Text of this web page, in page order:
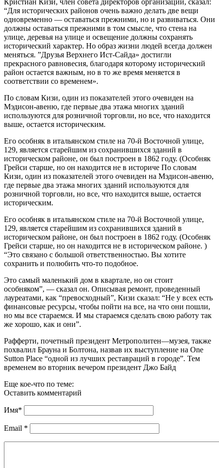
“Для исторических районов очень важно делать две вещи
одновременно — оставаться прежними, но и развиваться. Они
должны оставаться прежними в том смысле, что стена на
улице, деревья на улице и освещение должны сохранять
исторический характер. Но образ жизни людей всегда должен
меняться. ”Друзья Верхнего Ист-Сайда» достигли
прекрасного равновесия, благодаря которому исторический
район остается важным, но в то же время меняется в
соответствии со временем».
По словам Кизи, один из показателей этого очевиден на
Мэдисон-авеню, где первые два этажа многих зданий
используются для розничной торговли, но все, что находится
выше, остается историческим.
Его особняк в итальянском стиле на 70-й Восточной улице,
129, является старейшим из сохранившихся зданий в
историческом районе, он был построен в 1862 году. (Особняк
Грейси старше, но он находится не в историче По словам
Кизи, один из показателей этого очевиден на Мэдисон-авеню,
где первые два этажа многих зданий используются для
розничной торговли, но все, что находится выше, остается
историческим.
Его особняк в итальянском стиле на 70-й Восточной улице,
129, является старейшим из сохранившихся зданий в
историческом районе, он был построен в 1862 году. (Особняк
Грейси старше, но он находится не в историческом районе. )
“Это связано с большой ответственностью. Вы хотите
сохранить и полюбить что-то подобное.
Это самый маленький дом в квартале, но он стоит
особняком”, — сказал он. Описывая ремонт, проведенный
лауреатами, как “превосходный”, Кизи сказал: “Не у всех есть
финансовые ресурсы, чтобы пойти на все, на что они пошли,
но мы все стараемся. И мы стараемся сделать свою работу так
же хорошо, как и они”.
Рафферти, почетный президент Метрополитен—музея, также
похвалил Брауна и Болтона, назвав их выступление на One
Sutton Place “одной из лучших реставраций в городе”. Тем
временем во вторник вечером президент Джо Байд
Еще кое-что по теме:
Оставить комментарий
Имя*
Email *